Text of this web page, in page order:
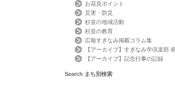
お花見ポイント
災害・防災
杉並の地域活動
杉並の教育
広報すぎなみ掲載コラム集
【アーカイブ】すぎなみ学倶楽部
【アーカイブ】記念行事の記録
Search まち別検索